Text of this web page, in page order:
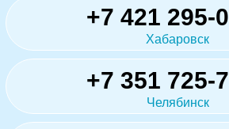
+7 421 295-
Хабаровск
+7 351 725-
Челябинск